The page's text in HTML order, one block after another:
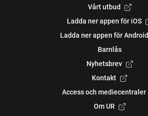
Vårt utbud
Ladda ner appen för iOS
Ladda ner appen för Android
Barnlås
Nyhetsbrev
Kontakt
Access och mediecentraler
Om UR